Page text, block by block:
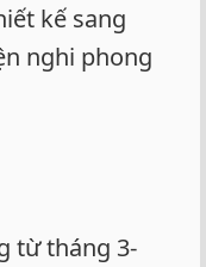
kế sang
nghi phong
từ tháng 3-